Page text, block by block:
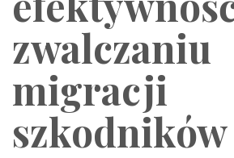
zwalczaniu
migracji
szkodników